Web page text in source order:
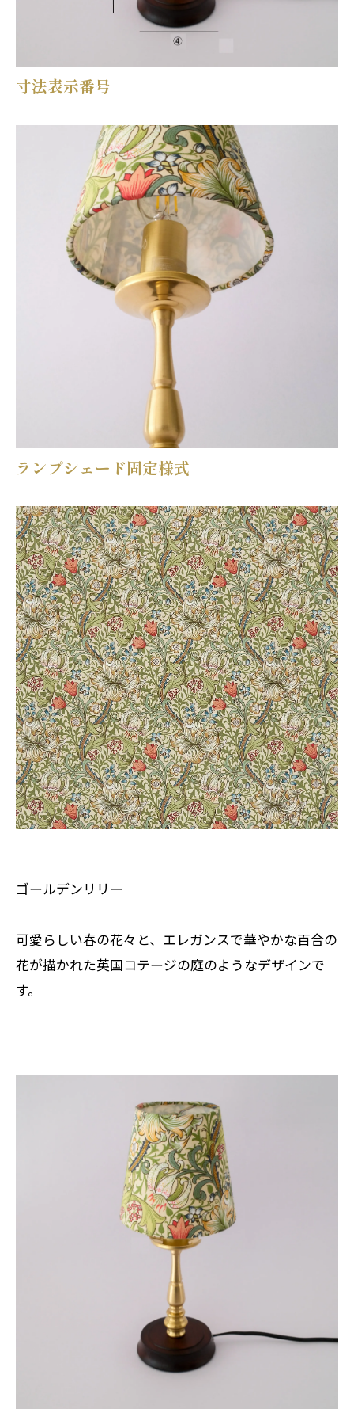
寸法表示番号
ランプシェード固定様式
ゴールデンリリー
可愛らしい春の花々と、エレガンスで華やかな百合の
花が描かれた英国コテージの庭のようなデザインで
す。